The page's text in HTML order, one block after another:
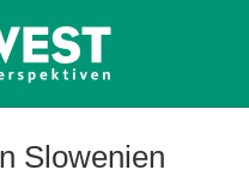
Slowenien